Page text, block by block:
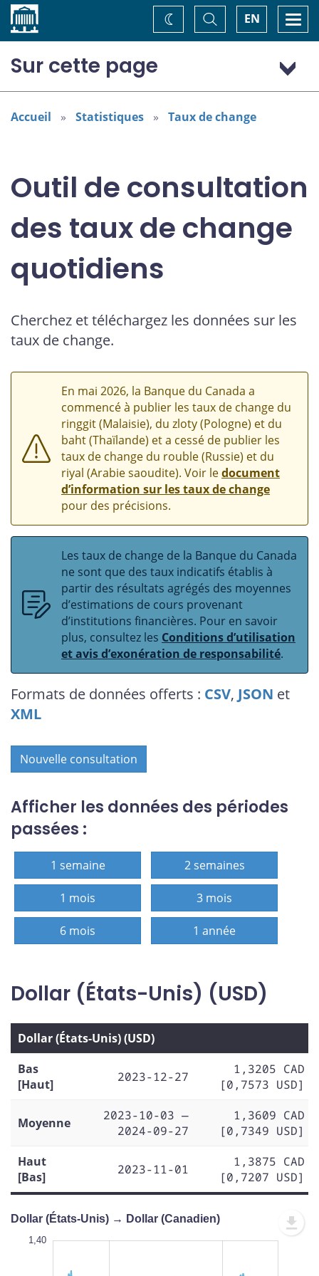
Accueil EN
Basculer
la
recherche
Changez
de
Sur cette page
Dollar (États-Unis) (USD)
Accueil Statistiques Taux de change
Outil de consultation
des taux de change
quotidiens
Cherchez et téléchargez les données sur les
taux de change.
En mai 2026, la Banque du Canada a
commencé à publier les taux de change du
ringgit (Malaisie), du zloty (Pologne) et du
baht (Thaïlande) et a cessé de publier les
taux de change du rouble (Russie) et du
riyal (Arabie saoudite). Voir ledocument
d’information sur les taux de change
pour des précisions.
Les taux de change de la Banque du Canada
ne sont que des taux indicatifs établis à
partir des résultats agrégés des moyennes
d’estimations de cours provenant
d’institutions financières. Pour en savoir
plus, consultez les Conditions d’utilisation
et avis d’exonération de responsabilité.
Formats de données offerts : CSV, JSON et
XML
Nouvelle consultation
Afficher les données des périodes
passées :
1 semaine 2 semaines
1 mois 3 mois
6 mois 1 année
Dollar (États-Unis) (USD)
Dollar (États-Unis) (USD)
Bas
[Haut]
2023-12-27
1,3205 CAD
[0,7573 USD]
Moyenne
2023-10-03 —
2024-09-27
1,3609 CAD
[0,7349 USD]
Haut
[Bas]
2023-11-01
1,3875 CAD
[0,7207 USD]
Dollar (États-Unis) → Dollar (Canadien)
1,40